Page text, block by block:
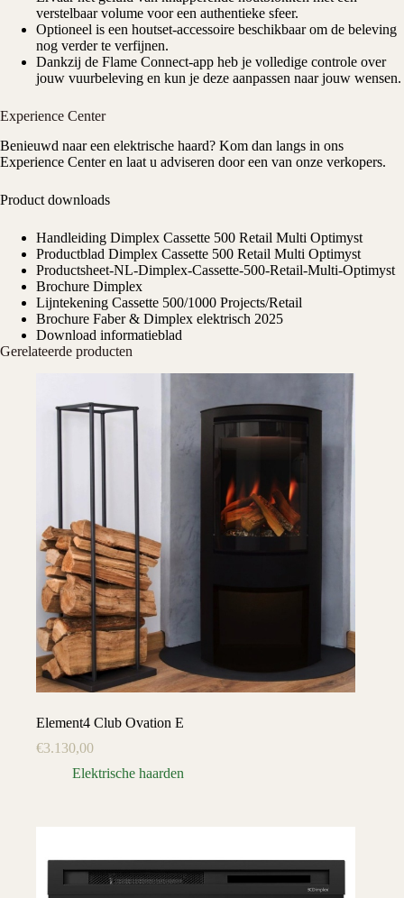
verstelbaar volume voor een authentieke sfeer.
Optioneel is een houtset-accessoire beschikbaar om de beleving
nog verder te verfijnen.
Dankzij de Flame Connect-app heb je volledige controle over
jouw vuurbeleving en kun je deze aanpassen naar jouw wensen.
Experience Center
Benieuwd naar een elektrische haard? Kom dan langs in ons
Experience Centeren laat u adviseren door een van onze verkopers.
Product downloads
Handleiding Dimplex Cassette 500 Retail Multi Optimyst
Productblad Dimplex Cassette 500 Retail Multi Optimyst
Productsheet-NL-Dimplex-Cassette-500-Retail-Multi-Optimyst
Brochure Dimplex
Lijntekening Cassette 500/1000 Projects/Retail
Brochure Faber & Dimplex elektrisch 2025
Download informatieblad
Gerelateerde producten
Element4 Club Ovation E
€3.130,00
Elektrische haarden